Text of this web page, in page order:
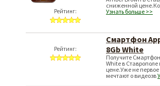
Рейтинг:
сниженной
Узнать больше >>
Рейтинг:
Смартфон
8Gb White
Получите
White в
цене.Уже не
мечтают о видеозв